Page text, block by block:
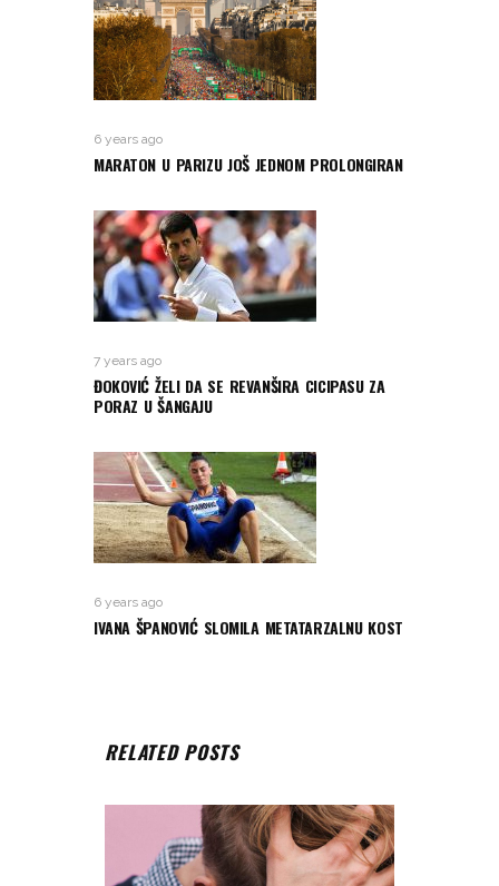
6 years ago
MARATON U PARIZU JOŠ JEDNOM PROLONGIRAN
7 years ago
ĐOKOVIĆ ŽELI DA SE REVANŠIRA CICIPASU ZA
PORAZ U ŠANGAJU
6 years ago
IVANA ŠPANOVIĆ SLOMILA METATARZALNU KOST
RELATED POSTS